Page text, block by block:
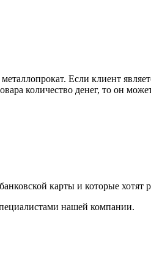
Если клиент
количество денег, то он
карты и которые хотят
нашей компании.